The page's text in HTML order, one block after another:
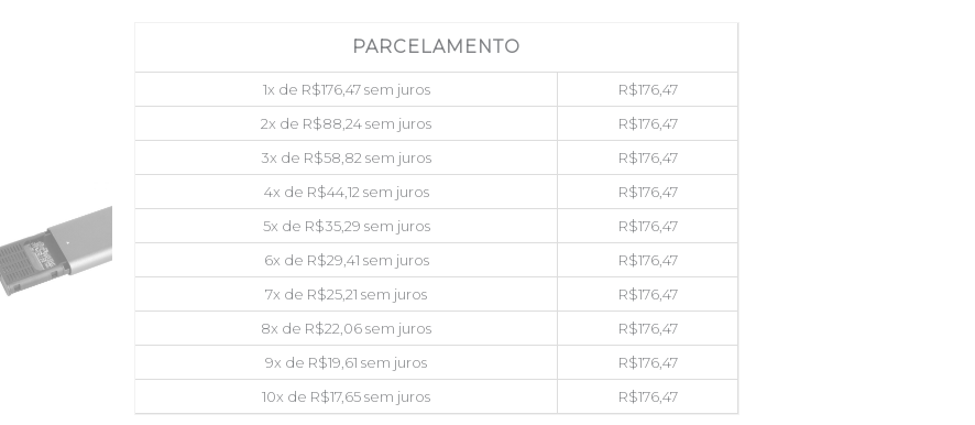
PARCELAMENTO
1x de R$176,47sem juros R$176,47
2x de R$88,24sem juros R$176,47
3x de R$58,82 sem juros R$176,47
4x de R$44,12 sem juros R$176,47
5x de R$35,29 sem juros R$176,47
6x de R$29,41 sem juros R$176,47
7x de R$25,21 sem juros R$176,47
8x de R$22,06sem juros R$176,47
9x de R$19,61 sem juros R$176,47
10x de R$17,65sem juros R$176,47